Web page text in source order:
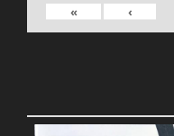
›
»